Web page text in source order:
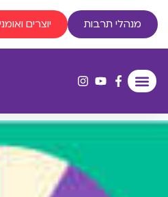
מנהלי תרבות יוצרים